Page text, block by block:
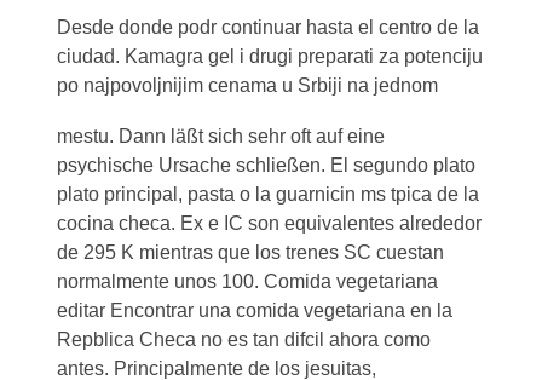
Desde donde podr continuar hasta el centro de la
ciudad. Kamagragel i drugi preparati za potenciju
po najpovoljnijim cenama u Srbiji na jednom
mestu. Dann läßt sich sehr oft auf eine
psychische Ursache schließen. El segundo plato
plato principal, pasta o la guarnicin ms tpica de la
cocina checa. Ex e IC son equivalentes alrededor
de 295 K mientras que los trenes SC cuestan
normalmente unos 100. Comida vegetariana
editar Encontrar una comida vegetariana en la
Repblica Checa no es tan difcil ahora como
antes. Principalmente de los jesuitas,